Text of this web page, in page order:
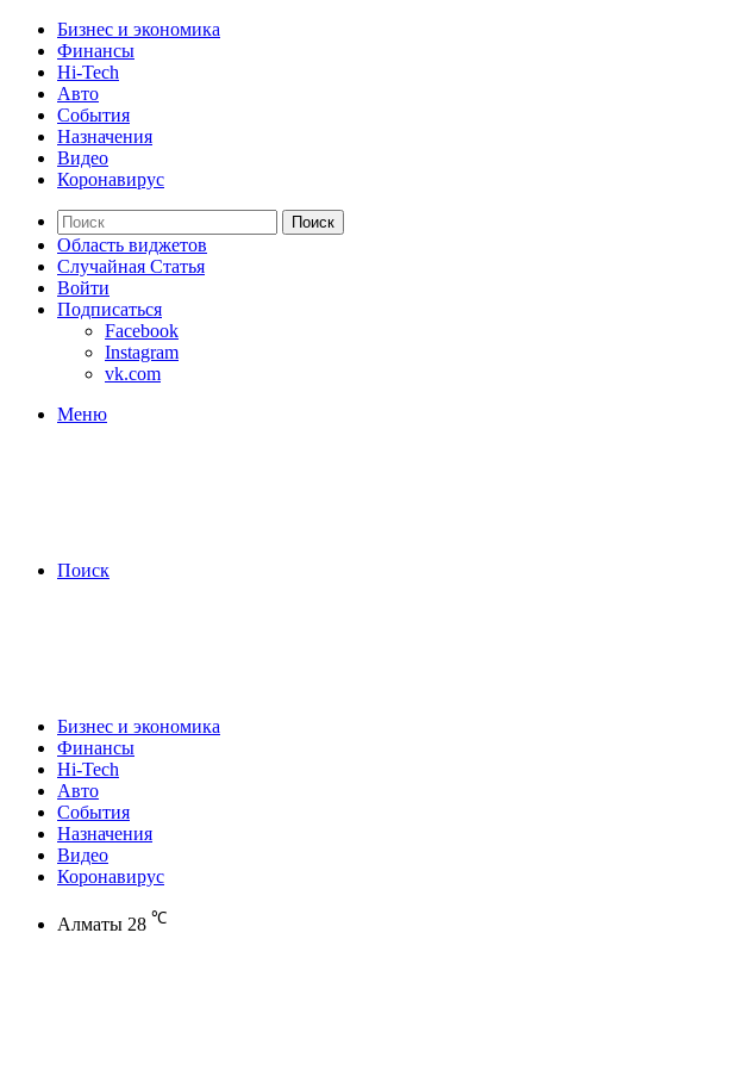
Бизнес и экономика
Финансы
Hi-Tech
Авто
События
Назначения
Видео
Коронавирус
Поиск
Область виджетов
Случайная Статья
Войти
Подписаться
Facebook
Instagram
vk.com
Меню
Поиск
Бизнес и экономика
Финансы
Hi-Tech
Авто
События
Назначения
Видео
Коронавирус
Алматы 28 ℃